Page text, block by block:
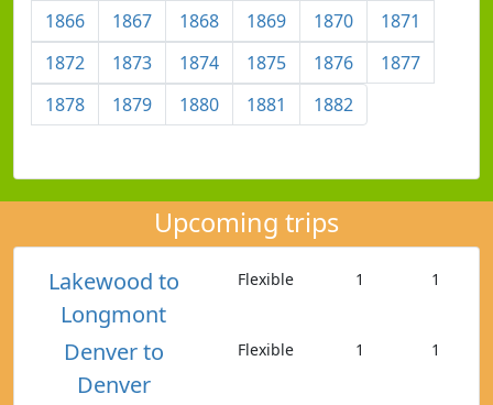
1866
1867 1868 1869 1870
1871
1872
1873 1874 1875 1876
1877
1878
1879 1880 1881 1882
Upcoming trips
Lakewood to
Longmont
Flexible 1 1
Denver to
Denver
Flexible 1 1